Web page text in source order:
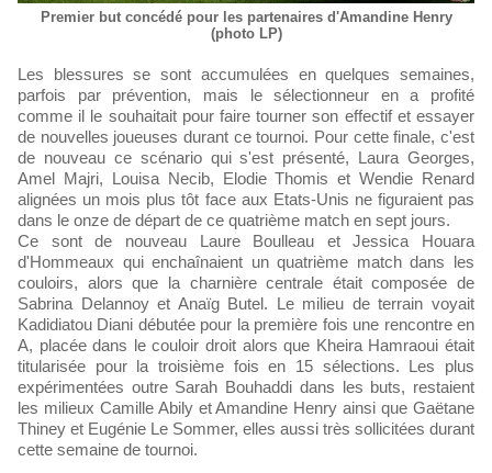
Premier but concédé pour les partenaires d'Amandine Henry
(photo LP)
Les blessures se sont accumulées en quelques semaines,
parfois par prévention, mais le sélectionneur en a profité
comme il le souhaitait pour faire tourner son effectif et essayer
de nouvelles joueuses durant ce tournoi. Pour cette finale, c'est
de nouveau ce scénario qui s'est présenté, Laura Georges,
Amel Majri, Louisa Necib, Elodie Thomis et Wendie Renard
alignées un mois plus tôt face aux Etats-Unis ne figuraient pas
dans le onze de départ de ce quatrième match en sept jours.
Ce sont de nouveau Laure Boulleau et Jessica Houara
d'Hommeaux qui enchaînaient un quatrième match dans les
couloirs, alors que la charnière centrale était composée de
Sabrina Delannoy et Anaïg Butel. Le milieu de terrain voyait
Kadidiatou Diani débutée pour la première fois une rencontre en
A, placée dans le couloir droit alors que Kheira Hamraoui était
titularisée pour la troisième fois en 15 sélections. Les plus
expérimentées outre Sarah Bouhaddi dans les buts, restaient
les milieux Camille Abily et Amandine Henry ainsi que Gaëtane
Thiney et Eugénie Le Sommer, elles aussi très sollicitées durant
cette semaine de tournoi.